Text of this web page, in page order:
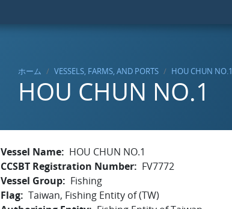
ホーム VESSELS, FARMS, AND PORTS HOU CHUN NO.1
HOU CHUN NO.1
Vessel Name
HOU CHUN NO.1
CCSBT Registration Number
FV7772
Vessel Group
Fishing
Flag Taiwan, Fishing Entity of (TW)